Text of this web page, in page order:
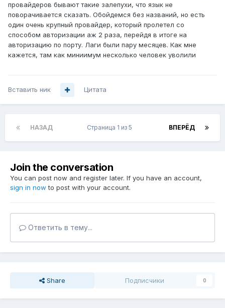
провайдеров бывают такие залепухи, что язык не
поворачивается сказать. Обойдемся без названий, но есть
один очень крупный провайдер, который пролетел со
способом авторизации аж 2 раза, перейдя в итоге на
авторизацию по порту. Лаги были пару месяцев. Как мне
кажется, там как миниимум несколько человек уволили
Вставить ник Цитата
НАЗАД ВПЕРЁД
Страница 1 из 5
Join the conversation
You can post now and register later. If you have an account,
sign in now to post with your account.
Ответить в тему...
Share Подписчики 0